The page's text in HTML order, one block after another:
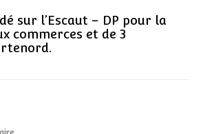
sur l’Escaut – DP pour la
commerces et de 3